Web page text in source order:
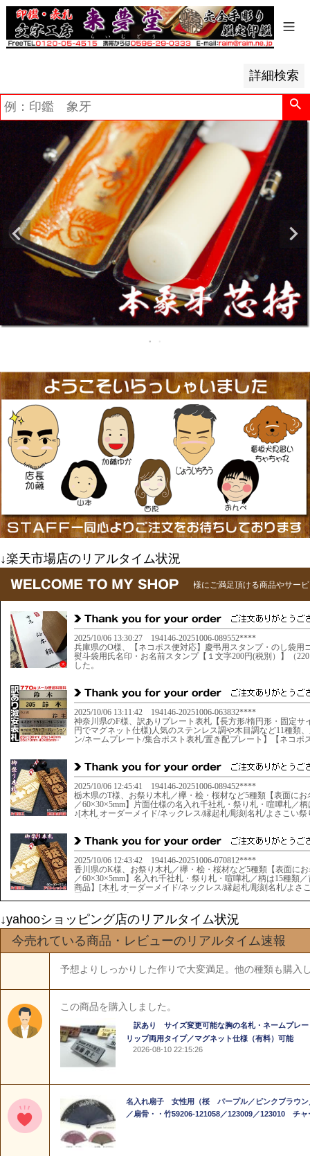
詳細検索
キーワードヒット順
検索
↓楽天市場店のリアルタイム状況
↓yahooショッピング店のリアルタイム状況